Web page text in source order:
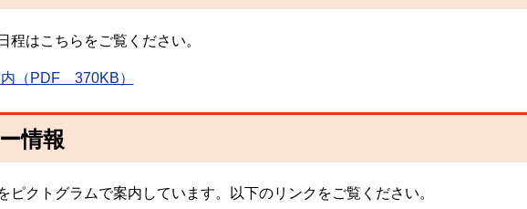
程はこちらをご覧ください。
（PDF 370KB）
情報
ピクトグラムで案内しています。以下のリンクをご覧ください。